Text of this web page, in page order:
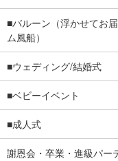
■バルーン（浮かせてお
ム風船）
■ウェディング/結婚式
■ベビーイベント
■成人式
謝恩会・卒業・進級パー